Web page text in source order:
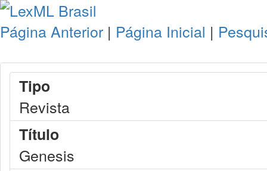
Página Anterior | Página Inicial |
Tipo
Revista
Título
Genesis